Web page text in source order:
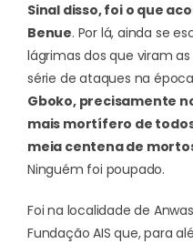
Sinal disso, foi o que
Benue. Por lá, ainda se
lágrimas dos que viram
série de ataques na
Gboko, precisamente
mais mortífero de
meia centena de
Ninguém foi poupado.
Foi na localidade de
Fundação AIS que, para